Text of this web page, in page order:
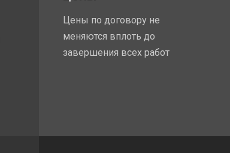
Цены по договору не
меняются вплоть до
завершения всех работ